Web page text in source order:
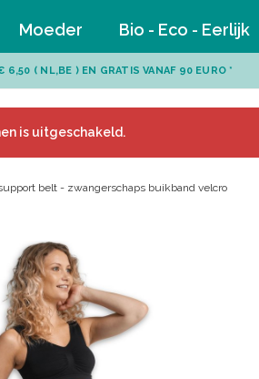
Moeder Bio - Eco - Eerlijk
6,50 ( NL,BE ) EN GRATIS VANAF 90 EURO *
is uitgeschakeld.
belt - zwangerschaps buikband velcro